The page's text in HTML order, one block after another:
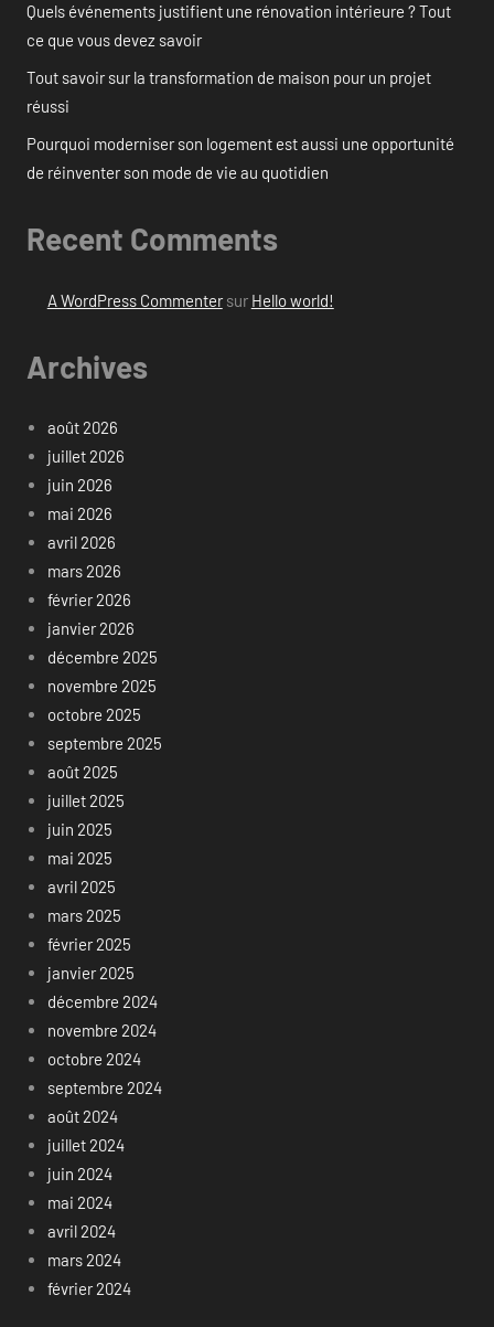
Quels événements justifient une rénovation intérieure ? Tout
ce que vous devez savoir
Tout savoir sur la transformation de maison pour un projet
réussi
Pourquoi moderniser son logement est aussi une opportunité
de réinventer son mode de vie au quotidien
Recent Comments
A WordPress Commentersur Hello world!
Archives
août 2026
juillet 2026
juin 2026
mai 2026
avril 2026
mars 2026
février 2026
janvier 2026
décembre 2025
novembre 2025
octobre 2025
septembre 2025
août 2025
juillet 2025
juin 2025
mai 2025
avril 2025
mars 2025
février 2025
janvier 2025
décembre 2024
novembre 2024
octobre 2024
septembre 2024
août 2024
juillet 2024
juin 2024
mai 2024
avril 2024
mars 2024
février 2024